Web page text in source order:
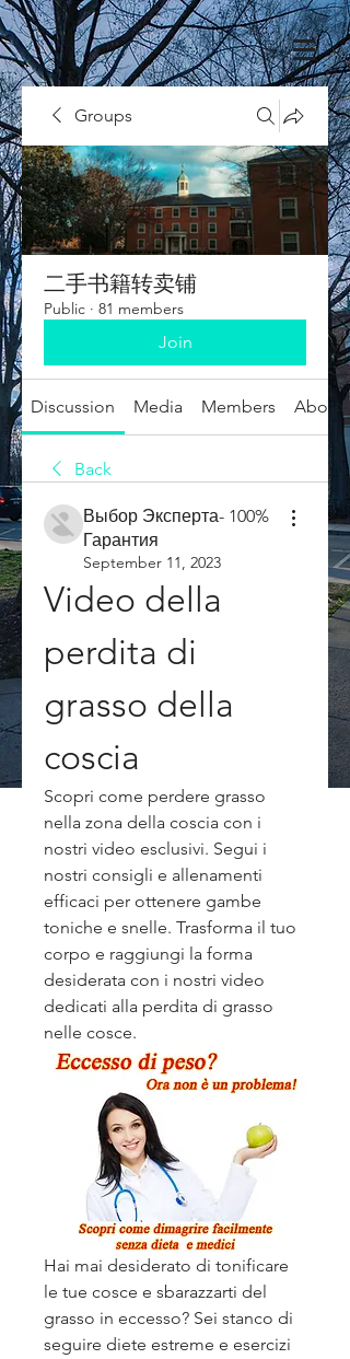
Groups
二手书籍转卖铺
Public · 81 members
Join
Discussion Media Members About
Back
Выбор Эксперта- 100%
Гарантия
September 11, 2023
Video della
perdita di
grasso della
coscia
Scopri come perdere grasso
nella zona della coscia con i
nostri video esclusivi. Segui i
nostri consigli e allenamenti
efficaci per ottenere gambe
toniche e snelle. Trasforma il tuo
corpo e raggiungi la forma
desiderata con i nostri video
dedicati alla perdita di grasso
nelle cosce.
Hai mai desiderato di tonificare
le tue cosce e sbarazzarti del
grasso in eccesso? Sei stanco di
seguire diete estreme e esercizi